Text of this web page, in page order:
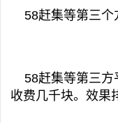
58赶集等第三个
58赶集等第三方
收费几千块。效果